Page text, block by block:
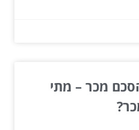
מכר – מתי